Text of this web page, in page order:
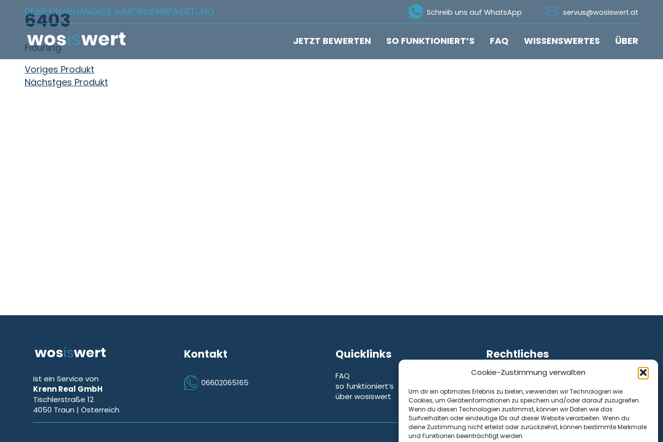
Cookie-Zustimmung verwalten
Um dir ein optimales Erlebnis zu bieten, verwenden wir Technologien wie
Cookies, um Geräteinformationen zu speichern und/oder darauf zuzugreifen.
Wenn du diesen Technologien zustimmst, können wir Daten wie das
Surfverhalten oder eindeutige IDs auf dieser Website verarbeiten. Wenn du
deine Zustimmung nicht erteilst oder zurückziehst, können bestimmte Merkmale
und Funktionen beeinträchtigt werden.
Zum Inhalt springen
DEINE UNABHÄNGIGE IMMOBILIENBEWERTUNG
Schreib uns auf WhatsApp
servus@wosiswert.at
JETZT BEWERTEN SO FUNKTIONIERT’S FAQ WISSENSWERTES ÜBER
6403
Flaurling
Beitragsnavigation
Voriges Produkt
Nächstges Produkt
ist ein Service von
Krenn Real GmbH
Tischlerstraße 12
4050 Traun | Österreich
Kontakt
Icon Phone
06602065165
Quicklinks
FAQ
so funktioniert’s
über wosiswert
Rechtliches
Impressum
Cookie-Richtlinie (EU)